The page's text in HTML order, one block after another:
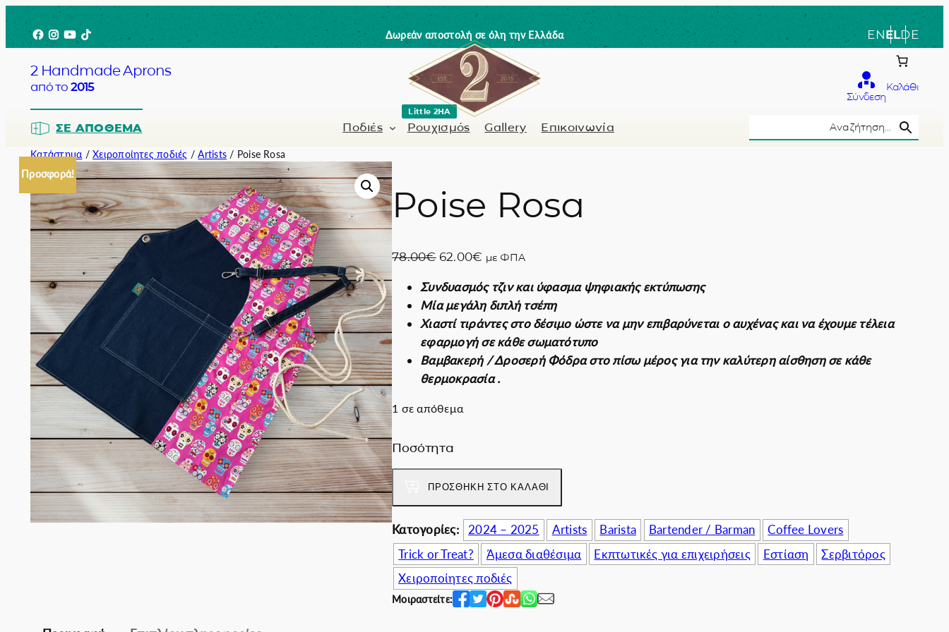
Μετάβαση
στο
περιεχόμενο
Facebook
Instagram
YouTube
TikTok Δωρεάν αποστολή σε όλη την Ελλάδα ENELDE
2 Handmade Aprons
από το 2015
Σύνδεση
Καλάθι
ΣΕ ΑΠΌΘΕΜΑ Ποδιές
Barista
Bartender / Barman
Σερβιτόρος
Σεφ
Σομελιέ
Κουρέας-Κομμωτής Γνήσιο δέρμα
Coffee Lovers
Εκπτωτικές για επιχειρήσεις
Ρουχισμός
Little 2HA
Gallery Επικοινωνία
Κατάστημα /Χειροποίητες ποδιές /Artists / Poise Rosa
Προσφορά!
Poise Rosa
78.00€ O
i
g
i
n
a
l
p
c
w
s
:
7
8
.
62.00€ Η
ρ
έ
χ
ο
υ
σ
ε
ν
α
ι
:
6
με ΦΠΑ
Συνδυασμός τζιν και ύφασμα ψηφιακής εκτύπωσης
Μία μεγάλη διπλή τσέπη
Χιαστί τιράντες στο δέσιμο ώστε να μην επιβαρύνεται ο αυχένας και να έχουμε τέλεια
εφαρμογή σε κάθε σωματότυπο
Βαμβακερή / Δροσερή Φόδρα στο πίσω μέρος για την καλύτερη αίσθηση σε κάθε
θερμοκρασία .
1 σε απόθεμα
Ποσότητα
i
e
R
o
s
a
ΠΡΟΣΘΉΚΗ ΣΤΟ ΚΑΛΆΘΙ
Κατογορίες: 2024 – 2025 Artists Barista Bartender / Barman
Coffee Lovers
Trick or Treat?
Άμεσα διαθέσιμα Εκπτωτικές για επιχειρήσεις Εστίαση
Σερβιτόρος
Χειροποίητες ποδιές
Μοιραστείτε: